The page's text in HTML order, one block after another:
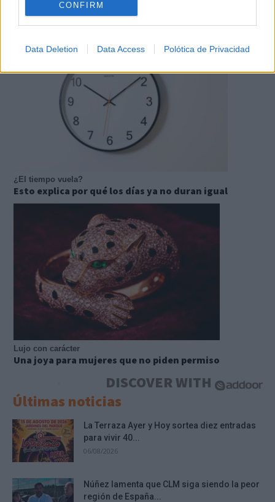
CONFIRM
Data Deletion Data Access Polótica de Privacidad
Costumbres que no creerás
¿Qué pensarías si esto fuera normal en tu país?
¿El tiempo vuela?
Esto explica por qué los días ya no duran igual
Lujo con carácter
Una joya para mujeres que no piden permiso
DISCOVER WITH
Últimas noticias
La Terraza Ayer y Hoy sortea diez entradas
para vivir 40...
06/08/2026
Núñez lamenta que CLM siga siendo la peor
región de España...